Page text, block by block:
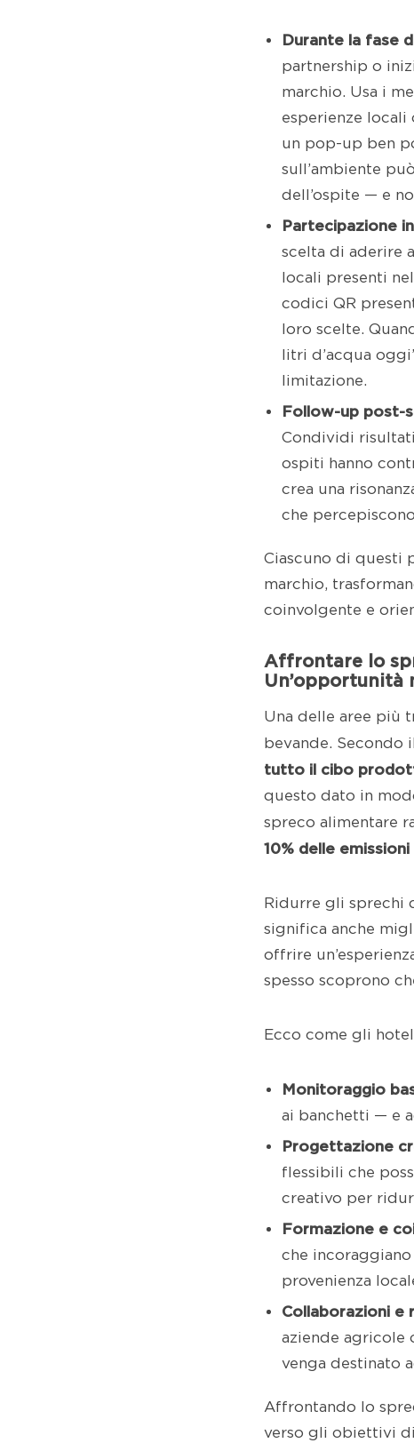
Durante la fase
partnership o
marchio. Usa i
esperienze
un pop-up ben
sull’ambiente
dell’ospite — e
Partecipazione
scelta di aderire
locali presenti
codici QR
loro scelte.
litri d’acqua
limitazione.
Follow-up post-
Condividi
ospiti hanno
crea una
che
Ciascuno di questi
marchio,
coinvolgente e
Affrontare lo
Un’opportunità
Una delle aree più
bevande. Secondo il
tutto il cibo
questo dato in
spreco alimentare
10% delle
Ridurre gli sprechi
significa anche
offrire
spesso scoprono
Ecco come gli
Monitoraggio
ai banchetti — e
Progettazione
flessibili che
creativo per
Formazione e
che
provenienza
Collaborazioni e
aziende agricole
venga destinato
Affrontando lo
verso gli obiettivi